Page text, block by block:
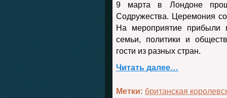
9 марта в Лондоне
Содружества. Церемония
На мероприятие прибыли
семьи, политики и
гости из разных стран.
Читать далее…
Метки: британская